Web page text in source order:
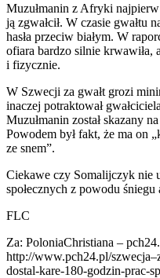
Muzułmanin z Afryki
ją zgwałcił. W czasie gwałtu
hasła przeciw białym. W
ofiara bardzo silnie krwawiła,
i fizycznie.
W Szwecji za gwałt grozi
inaczej potraktował
Muzułmanin został skazany
Powodem był fakt, że ma on
ze snem”.
Ciekawe czy Somalijczyk nie
społecznych z powodu śniegu
FLC
Za: PoloniaChristiana –
http://www.pch24.pl/
dostal-kare-180-godzin-prac-